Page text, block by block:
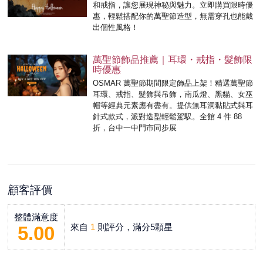
和戒指，讓您展現神秘與魅力。立即購買限時優
惠，輕鬆搭配你的萬聖節造型，無需穿孔也能戴
出個性風格！
萬聖節飾品推薦｜耳環・戒指・髮飾限
時優惠
OSMAR 萬聖節期間限定飾品上架！精選萬聖節
耳環、戒指、髮飾與吊飾，南瓜燈、黑貓、女巫
帽等經典元素應有盡有。提供無耳洞黏貼式與耳
針式款式，派對造型輕鬆駕馭。全館 4 件 88
折，台中一中門市同步展
顧客評價
整體滿意度
5.00 來自 1 則評分，滿分5顆星